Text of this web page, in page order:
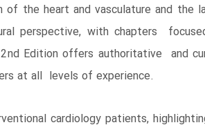
the heart and vasculature and the
perspective, with chapters
Edition offers authoritative and
at all levels of experience.
cardiology patients,